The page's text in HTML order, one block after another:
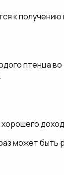
к получению
птенца во
может быть